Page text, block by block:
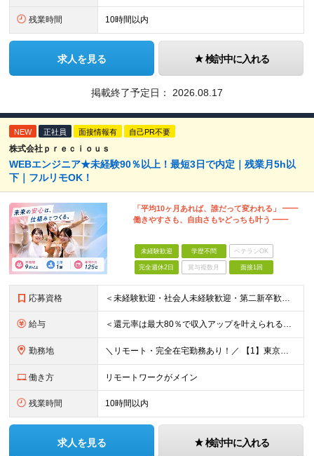
残業時間 10時間以内
求人を見る 検討中に入れる
掲載終了予定日： 2026.08.17
NEW 正社員 面接情報有 自己PR不要
株式会社ｐｒｅｃｉｏｕｓ
WEBエンジニア★未経験90％以上！最短3日で内定｜残業月5h以
下｜フルリモOK！
「平均10ヶ月あれば、誰だって変われる」 ━━
働きやすさも、自由さも✨どっちも叶う ━━
未経験歓迎 学歴不問 ベテランOK
完全週休2日 賞与複数月 面接1回
応募資格 ＜未経験歓迎・社会人未経験歓迎・第二新卒歓迎・ブランクOK・学歴不問＞ ★これまでの経験は一切不問！ ★人柄重視の採用を行っています！ ★95％が未経験スタート！ 知識や経験がなくても、入社後に学べる
給与 ＜還元率は最大80％で収入アップを叶えられる！＞ 【月給26.5万円～50万円＋各種インセンティブ】 ★プロジェクトデビュー後は月給UP！ ＊＊＊ ■月給26.5万円～50万円＋賞与＋インセンティ
勤務地 ＼リモート・完全在宅勤務あり！／ 【1】東京本社もしくは東京23区を中心とした神奈川・埼玉・千葉エリアの各プロジェクト先 【2】大阪を中心とした京都・兵庫・滋賀・奈良・和歌山エリアの各プロジェクト先
働き方 リモートワークがメイン
残業時間 10時間以内
求人を見る 検討中に入れる